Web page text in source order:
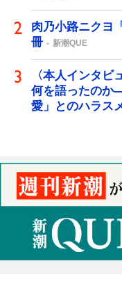
肉乃小路ニクヨ
冊
新潮QUE
〈本人インタ
何を語ったのか
愛」とのハラス